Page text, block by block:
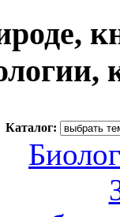
Каталог: